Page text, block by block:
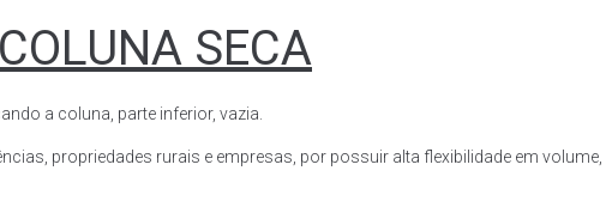
SECA
a coluna, parte inferior, vazia.
propriedades rurais e empresas, por possuir alta flexibilidade em